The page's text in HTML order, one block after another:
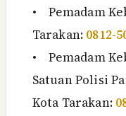
•
Pemadam
Tarakan: 0812-
•
Pemadam
Satuan Polisi
Kota Tarakan: